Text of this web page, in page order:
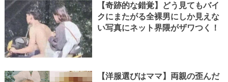
【奇跡的な錯覚】どう見てもバイ
クにまたがる全裸男にしか見えな
い写真にネット界隈がザワつく！
【洋服選びはママ】両親の歪んだ